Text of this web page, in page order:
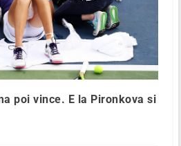
poi vince. E la Pironkova si